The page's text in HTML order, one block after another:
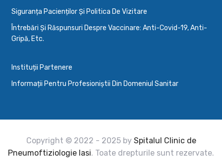
Siguranța Pacienților Și Politica De Vizitare
Întrebări Și Răspunsuri Despre Vaccinare: Anti-Covid-19, Anti-
Gripă, Etc.
Instituții Partenere
Informații Pentru Profesioniștii Din Domeniul Sanitar
Copyright © 2022 - 2025 by Spitalul Clinic de
Pneumoftiziologie Iasi. Toate drepturile sunt rezervate.